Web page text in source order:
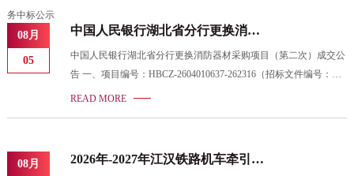
务中标公示
08月
05
中国人民银行湖北省分行更换消防
中国人民银行湖北省分行更换消防器材采购项目（第二次）成交公
告 一、项目编号：HBCZ-2604010637-262316（招标文件编号：
HBCZ-2604010637-262316）二、项目名称：中国人民银行湖北省
技术开发区深圳工业园机场东路与襄州大道交汇处（住所申报）中
标（成交）金额：6.9988000（万元）四、主要标的信息序号供应
READ MORE
08月
2026年-2027年江汉铁路机车牵引服